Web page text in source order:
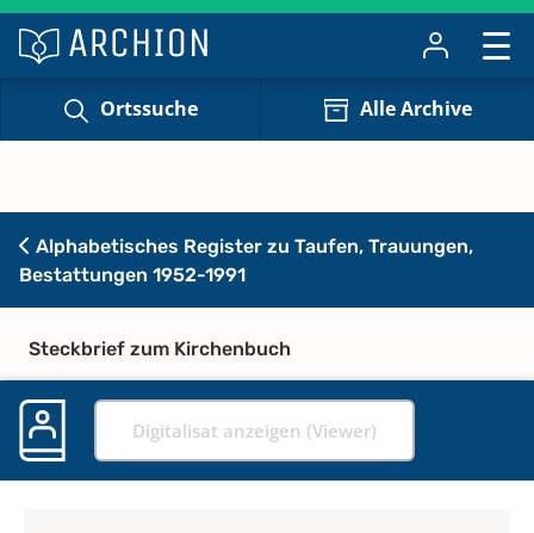
Ortssuche Alle Archive
Alphabetisches Register zu Taufen, Trauungen,
Bestattungen 1952-1991
Steckbrief zum Kirchenbuch
Digitalisat anzeigen (Viewer)